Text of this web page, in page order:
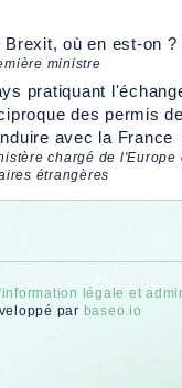
Brexit, où en est-on ?
ministre
pratiquant
des permis de
avec la France
chargé de l'Europe
étrangères
légale et
par baseo.io